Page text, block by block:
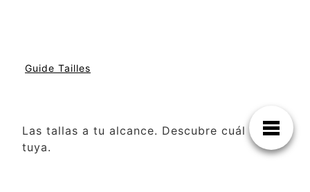
Guide Tailles
Las tallas a tu alcance. Descubre cuál es la
tuya.